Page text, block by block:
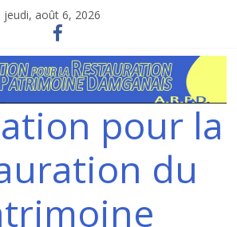
jeudi, août 6, 2026
pour la
du